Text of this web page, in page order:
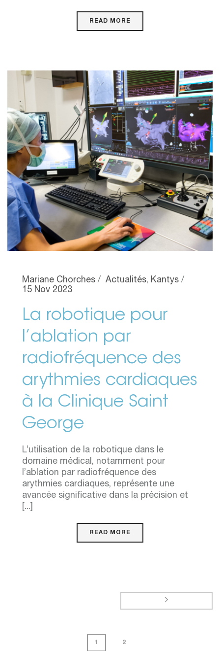
READ MORE
Mariane Chorches Actualités, Kantys
15 Nov 2023
La robotique pour
l’ablation par
radiofréquence des
arythmies cardiaques
à la Clinique Saint
George
L’utilisation de la robotique dans le
domaine médical, notamment pour
l’ablation par radiofréquence des
arythmies cardiaques, représente une
avancée significative dans la précision et
[...]
READ MORE
1 2